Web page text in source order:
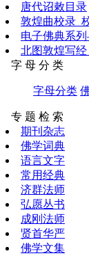
唐代诏敕目录
敦煌曲校录_
电子佛典系
北图敦煌写
字 母 分 类
字母分类
专 题 检 索
期刊杂志
佛学词典
语言文字
常用经典
济群法师
弘愿丛书
成刚法师
贤首华严
佛学文集